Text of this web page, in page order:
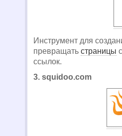
Инструмент для
превращать страницы
ссылок.
3. squidoo.com